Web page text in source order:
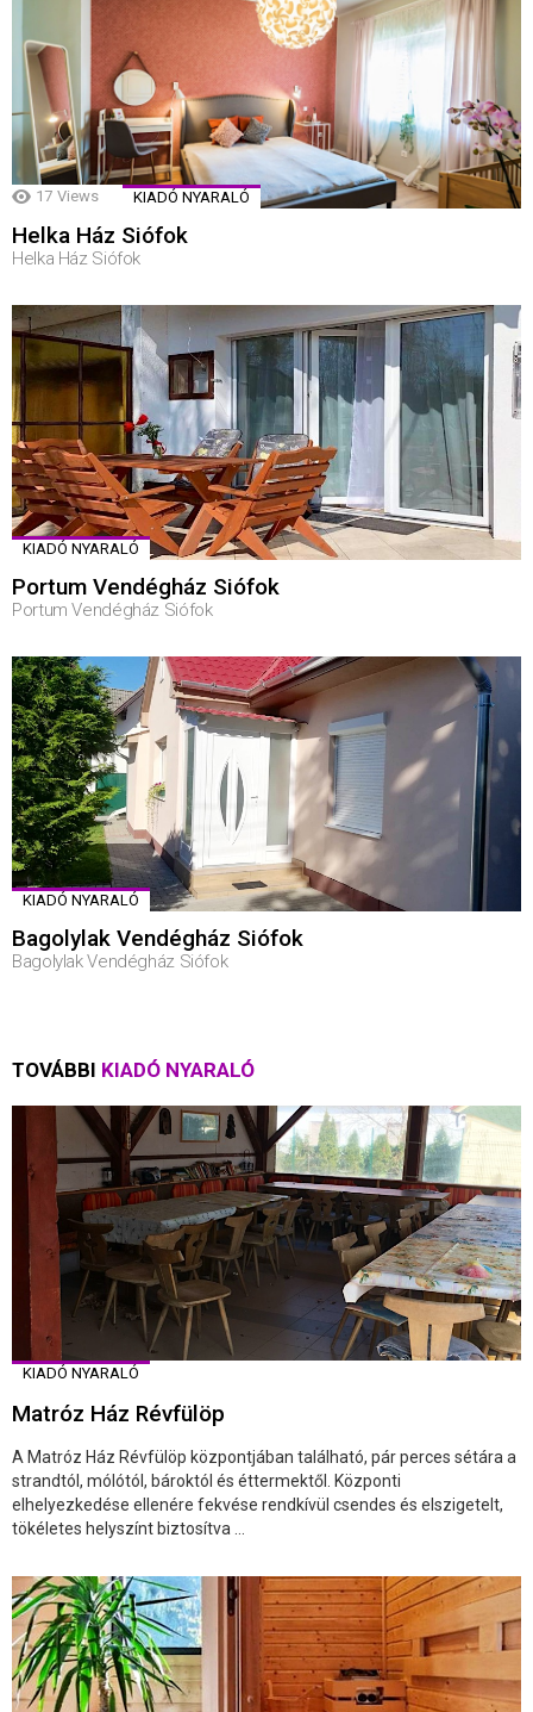
17 Views KIADÓ NYARALÓ
Helka Ház Siófok
Helka Ház Siófok
KIADÓ NYARALÓ
Portum Vendégház Siófok
Portum Vendégház Siófok
KIADÓ NYARALÓ
Bagolylak Vendégház Siófok
Bagolylak Vendégház Siófok
TOVÁBBI KIADÓ NYARALÓ
KIADÓ NYARALÓ
Matróz Ház Révfülöp
A Matróz Ház Révfülöp központjában található, pár perces sétára a
strandtól, mólótól, bároktól és éttermektől. Központi
elhelyezkedése ellenére fekvése rendkívül csendes és elszigetelt,
tökéletes helyszínt biztosítva ...